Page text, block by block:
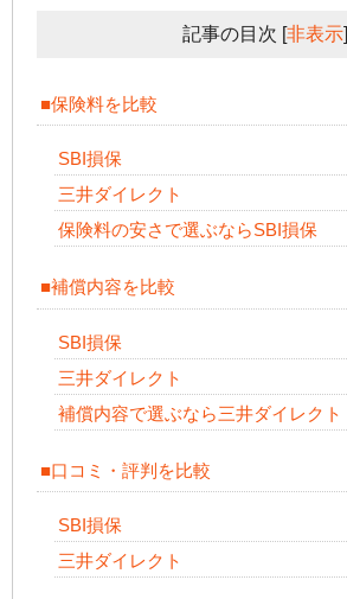
記事の目次 [非表示]
■保険料を比較
SBI損保
三井ダイレクト
保険料の安さで選ぶならSBI損保
■補償内容を比較
SBI損保
三井ダイレクト
補償内容で選ぶなら三井ダイレクト
■口コミ・評判を比較
SBI損保
三井ダイレクト